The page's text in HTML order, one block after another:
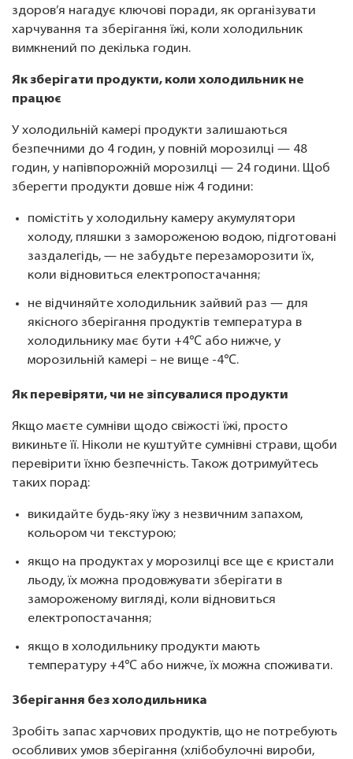
здоров’я нагадує ключові поради, як організувати
харчування та зберігання їжі, коли холодильник
вимкнений по декілька годин.
Як зберігати продукти, коли холодильник не
працює
У холодильній камері продукти залишаються
безпечними до 4 годин, у повній морозилці — 48
годин, у напівпорожній морозилці — 24 години. Щоб
зберегти продукти довше ніж 4 години:
помістіть у холодильну камеру акумулятори
холоду, пляшки з замороженою водою, підготовані
заздалегідь, — не забудьте перезаморозити їх,
коли відновиться електропостачання;
не відчиняйте холодильник зайвий раз — для
якісного зберігання продуктів температура в
холодильнику має бути +4℃ або нижче, у
морозильній камері – не вище -4℃.
Як перевіряти, чи не зіпсувалися продукти
Якщо маєте сумніви щодо свіжості їжі, просто
викиньте її. Ніколи не куштуйте сумнівні страви, щоби
перевірити їхню безпечність. Також дотримуйтесь
таких порад:
викидайте будь-яку їжу з незвичним запахом,
кольором чи текстурою;
якщо на продуктах у морозилці все ще є кристали
льоду, їх можна продовжувати зберігати в
замороженому вигляді, коли відновиться
електропостачання;
якщо в холодильнику продукти мають
температуру +4℃ або нижче, їх можна споживати.
Зберігання без холодильника
Зробіть запас харчових продуктів, що не потребують
особливих умов зберігання (хлібобулочні вироби,